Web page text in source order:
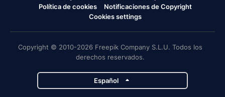
Política de cookies
Notificaciones de Copyright
Cookies settings
Copyright © 2010-2026 Freepik Company S.L.U. Todos los
derechos reservados.
Español